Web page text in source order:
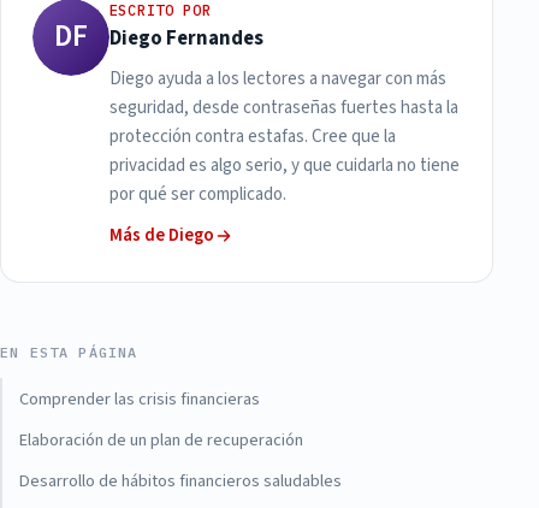
DF
ESCRITO POR
Diego Fernandes
Diego ayuda a los lectores a navegar con más
seguridad, desde contraseñas fuertes hasta la
protección contra estafas. Cree que la
privacidad es algo serio, y que cuidarla no tiene
por qué ser complicado.
Más de Diego
EN ESTA PÁGINA
Comprender las crisis financieras
Elaboración de un plan de recuperación
Desarrollo de hábitos financieros saludables